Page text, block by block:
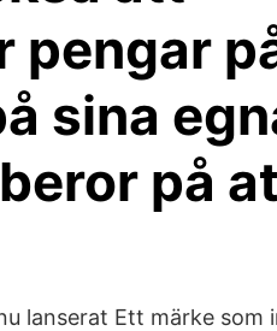
pengar
sina
på
lanserat Ett märke som